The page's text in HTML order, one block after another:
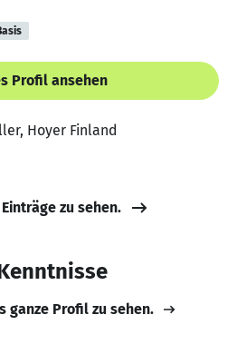
Profil ansehen
Hoyer Finland
zu sehen.
ganze Profil zu sehen.